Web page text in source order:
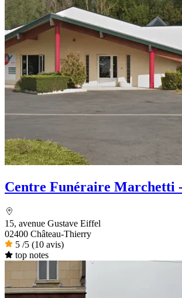
Centre Funéraire Marchetti
15, avenue Gustave Eiffel
02400 Château-Thierry
5 /5 (10 avis)
top notes